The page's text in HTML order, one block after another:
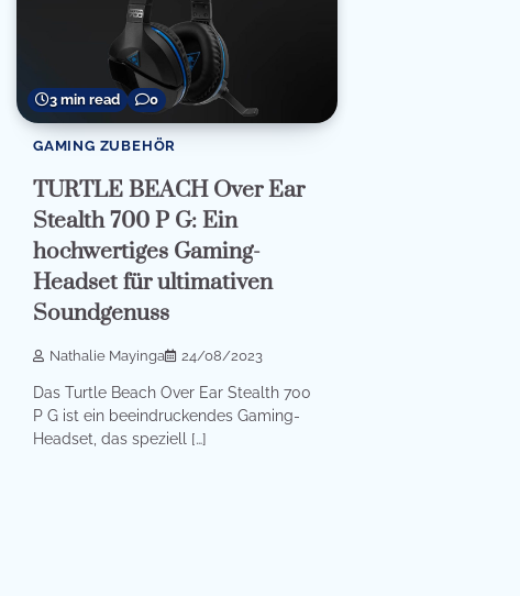
3 min read 0
GAMING ZUBEHÖR
TURTLE BEACH Over Ear
Stealth 700 P G: Ein
hochwertiges Gaming-
Headset für ultimativen
Soundgenuss
Nathalie Mayinga 24/08/2023
Das Turtle Beach Over Ear Stealth 700
P G ist ein beeindruckendes Gaming-
Headset, das speziell […]